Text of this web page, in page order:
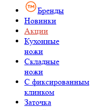
Бренды
Новинки
Акции
Кухонные
ножи
Складные
ножи
C фиксированным
клинком
Заточка